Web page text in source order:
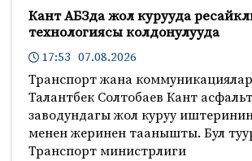
Кант АБЗда жол курууда
технологиясы колдонулууда
17:53 07.08.2026
Транспорт жана
Талантбек Солтобаев Кант
заводундагы жол куруу
менен жеринен таанышты. Бул
Транспорт министрлиги